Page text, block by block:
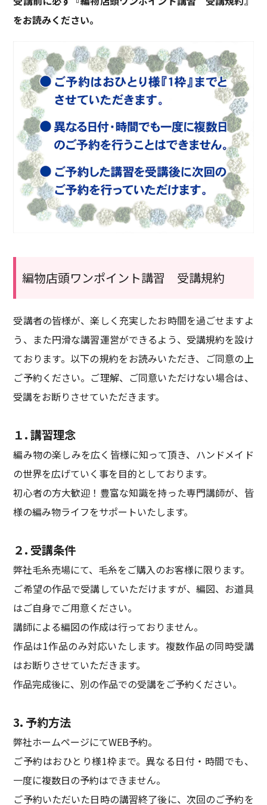
をお読みください。
編物店頭ワンポイント講習 受講規約
受講者の皆様が、楽しく充実したお時間を過ごせますよ
う、また円滑な講習運営ができるよう、受講規約を設け
ております。以下の規約をお読みいただき、ご同意の上
ご予約ください。ご理解、ご同意いただけない場合は、
受講をお断りさせていただきます。
１. 講習理念
編み物の楽しみを広く皆様に知って頂き、ハンドメイド
の世界を広げていく事を目的としております。
初心者の方大歓迎！豊富な知識を持った専門講師が、皆
様の編み物ライフをサポートいたします。
２. 受講条件
弊社毛糸売場にて、毛糸をご購入のお客様に限ります。
ご希望の作品で受講していただけますが、編図、お道具
はご自身でご用意ください。
講師による編図の作成は行っておりません。
作品は1作品のみ対応いたします。複数作品の同時受講
はお断りさせていただきます。
作品完成後に、別の作品での受講をご予約ください。
3. 予約方法
弊社ホームページにてWEB予約。
ご予約はおひとり様1枠まで。異なる日付・時間でも、
一度に複数日の予約はできません。
ご予約いただいた日時の講習終了後に、次回のご予約を